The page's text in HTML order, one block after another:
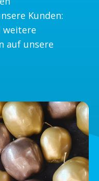
Kunden:
weitere
auf unsere